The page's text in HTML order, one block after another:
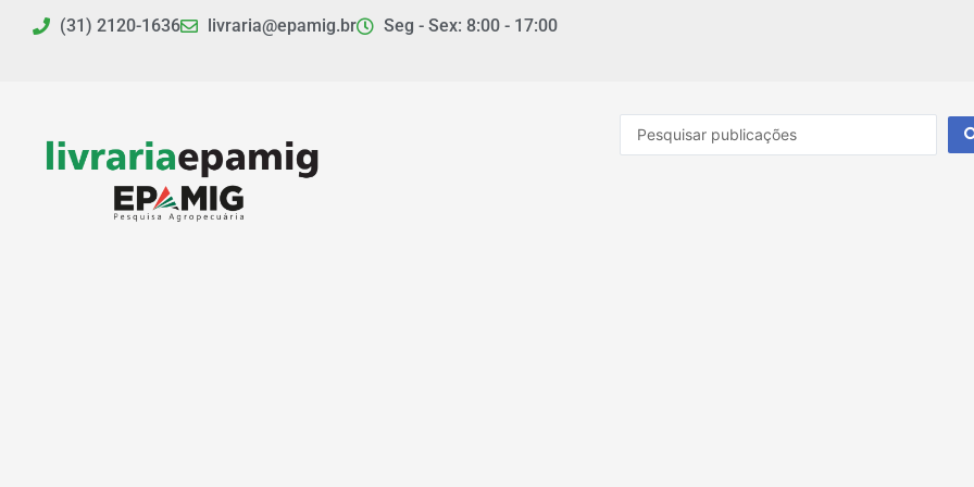
(31) 2120-1636 livraria@epamig.br Seg - Sex: 8:00 - 17:00
Pesquisar
...